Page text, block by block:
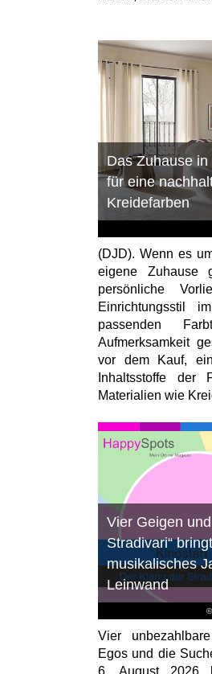
Das Zuhause
für eine
Kreidefarben
(DJD). Wenn es
eigene Zuhause
persönliche
Einrichtungsstil
passenden
Aufmerksamkeit
vor dem Kauf,
Inhaltsstoffe der
Materialien wie
Vier Geigen
Stradivari“
musikalisches
Leinwand
Vier
Egos und die